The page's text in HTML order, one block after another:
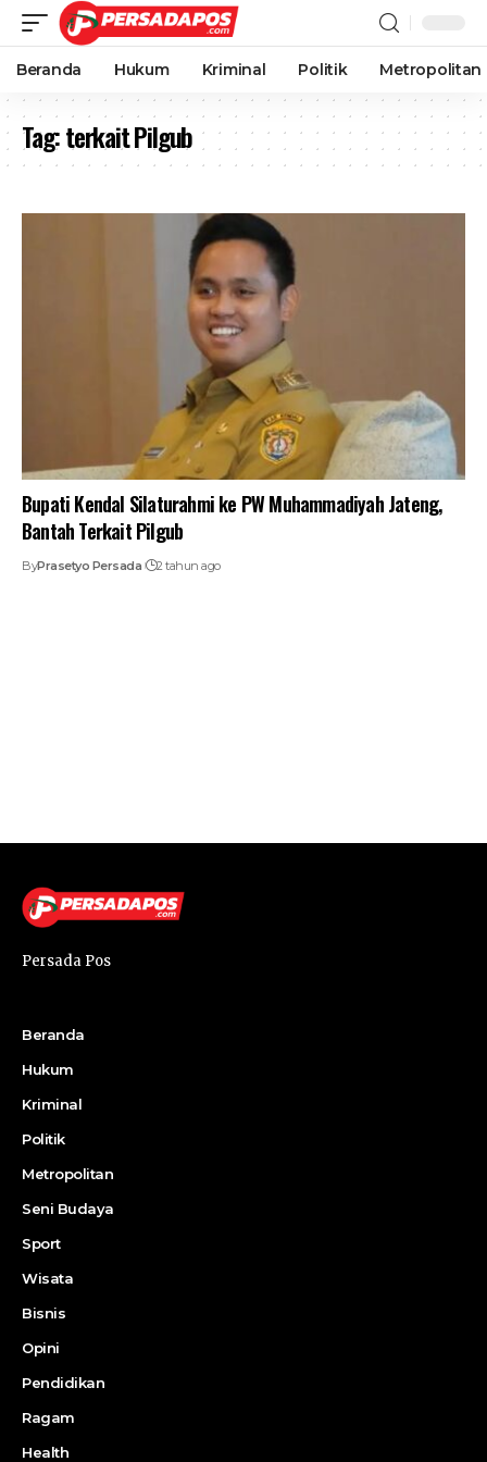
Beranda Hukum Kriminal Politik Metropolitan
Tag:terkait Pilgub
Bupati Kendal Silaturahmi ke PW Muhammadiyah Jateng,
Bantah Terkait Pilgub
ByPrasetyo Persada 2 tahun ago
Persada Pos
Beranda
Hukum
Kriminal
Politik
Metropolitan
Seni Budaya
Sport
Wisata
Bisnis
Opini
Pendidikan
Ragam
Health